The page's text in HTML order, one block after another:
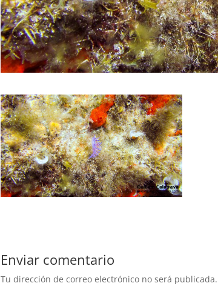
Enviar comentario
Tu dirección de correo electrónico no será publicada.